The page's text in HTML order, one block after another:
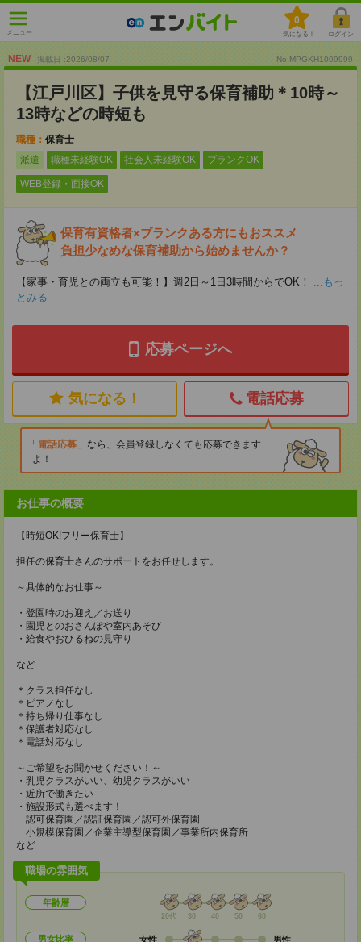
メニュー
0
気になる！ ログイン
NEW 掲載日 :2026/08/07 No.MPGKH1009999
【江戸川区】子供を見守る保育補助＊10時～
13時などの時短も
職種： 保育士
派遣
職種未経験OK 社会人未経験OK ブランクOK
WEB登録・面接OK
保育有資格者×ブランクある方にもおススメ
負担少なめな保育補助から始めませんか？
【家事・育児との両立も可能！】週2日～1日3時間からでOK！
...もっ
とみる
応募ページへ
気になる！ 電話応募
電話応募
なら、会員登録しなくても応募できます
よ！
お仕事の概要
【時短OK!フリー保育士】
担任の保育士さんのサポートをお任せします。
～具体的なお仕事～
・登園時のお迎え／お送り
・園児とのおさんぽや室内あそび
・給食やおひるねの見守り
など
＊クラス担任なし
＊ピアノなし
＊持ち帰り仕事なし
＊保護者対応なし
＊電話対応なし
～ご希望をお聞かせください！～
・乳児クラスがいい、幼児クラスがいい
・近所で働きたい
・施設形式も選べます！
認可保育園／認証保育園／認可外保育園
小規模保育園／企業主導型保育園／事業所内保育所
など
職場の雰囲気
年齢層
20代 30 40 50 60
男女比率 女性 男性